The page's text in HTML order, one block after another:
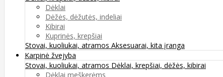
Dėklai
Dėžės, dėžutės, indeliai
Kibirai
Kuprinės, krepšiai
Stovai, kuoliukai, atramos Aksesuarai, kita įranga
Karpinė žvejyba
Stovai, kuoliukai, atramos Dėklai, krepšiai, dėžės, kibirai
Dėklai meškerėms